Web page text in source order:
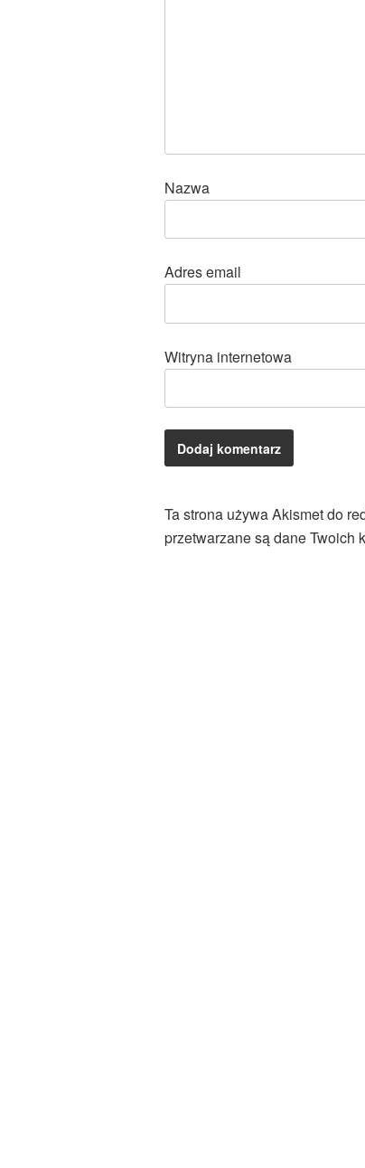
Nazwa
Adres email
Witryna internetowa
Ta strona używa Akismet do
przetwarzane są dane Twoich